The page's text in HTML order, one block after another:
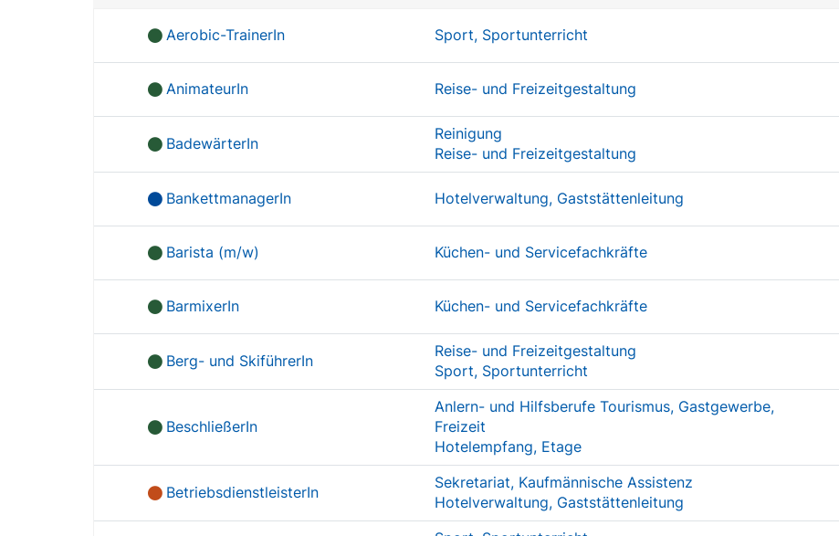
Aerobic-TrainerIn Sport, Sportunterricht
AnimateurIn Reise- und Freizeitgestaltung
BadewärterIn
Reinigung
Reise- und Freizeitgestaltung
BankettmanagerIn Hotelverwaltung, Gaststättenleitung
Barista (m/w) Küchen- und Servicefachkräfte
BarmixerIn Küchen- und Servicefachkräfte
Berg- und SkiführerIn
Reise- und Freizeitgestaltung
Sport, Sportunterricht
BeschließerIn
Anlern- und Hilfsberufe Tourismus, Gastgewerbe,
Freizeit
Hotelempfang, Etage
BetriebsdienstleisterIn
Sekretariat, Kaufmännische Assistenz
Hotelverwaltung, Gaststättenleitung